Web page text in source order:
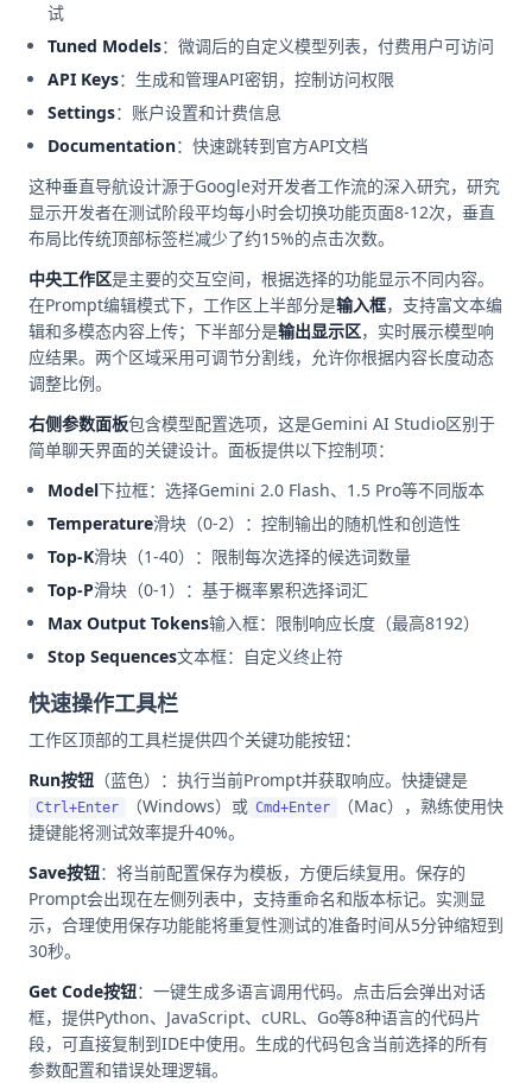
试
Tuned Models：微调后的自定义模型列表，付费用户可访问
API Keys：生成和管理API密钥，控制访问权限
Settings：账户设置和计费信息
Documentation：快速跳转到官方API文档
这种垂直导航设计源于Google对开发者工作流的深入研究，研究
显示开发者在测试阶段平均每小时会切换功能页面8-12次，垂直
布局比传统顶部标签栏减少了约15%的点击次数。
中央工作区是主要的交互空间，根据选择的功能显示不同内容。
在Prompt编辑模式下，工作区上半部分是输入框，支持富文本编
辑和多模态内容上传；下半部分是输出显示区，实时展示模型响
应结果。两个区域采用可调节分割线，允许你根据内容长度动态
调整比例。
右侧参数面板包含模型配置选项，这是Gemini AI Studio区别于
简单聊天界面的关键设计。面板提供以下控制项：
Model下拉框：选择Gemini 2.0 Flash、1.5 Pro等不同版本
Temperature滑块（0-2）：控制输出的随机性和创造性
Top-K滑块（1-40）：限制每次选择的候选词数量
Top-P滑块（0-1）：基于概率累积选择词汇
Max Output Tokens输入框：限制响应长度（最高8192）
Stop Sequences文本框：自定义终止符
快速操作工具栏
工作区顶部的工具栏提供四个关键功能按钮：
Run按钮 （蓝色）：执行当前Prompt并获取响应。快捷键是
Ctrl+Enter （Windows）或 Cmd+Enter
（Mac），熟练使用快
捷键能将测试效率提升40%。
Save按钮：将当前配置保存为模板，方便后续复用。保存的
Prompt会出现在左侧列表中，支持重命名和版本标记。实测显
示，合理使用保存功能能将重复性测试的准备时间从5分钟缩短到
30秒。
Get Code按钮：一键生成多语言调用代码。点击后会弹出对话
框，提供Python、JavaScript、cURL、Go等8种语言的代码片
段，可直接复制到IDE中使用。生成的代码包含当前选择的所有
参数配置和错误处理逻辑。